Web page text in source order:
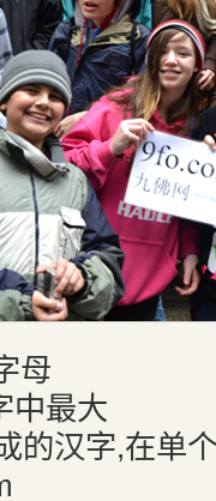
母
中最大
的汉字,在单